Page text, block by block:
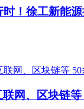
时！徐工新能
网、区块链等